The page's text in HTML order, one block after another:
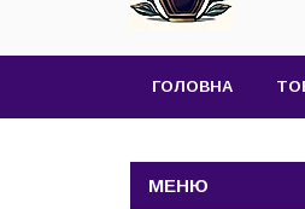
ГОЛОВНА